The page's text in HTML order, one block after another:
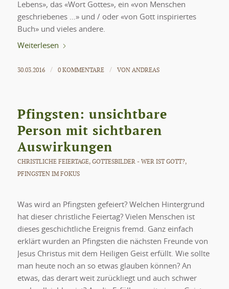
Lebens», das «Wort Gottes», ein «von Menschen
geschriebenes …» und / oder «von Gott inspiriertes
Buch» und vieles andere.
Weiterlesen
30.03.2016 / 0 KOMMENTARE / VONANDREAS
Pfingsten: unsichtbare
Person mit sichtbaren
Auswirkungen
CHRISTLICHE FEIERTAGE, GOTTESBILDER - WER IST GOTT?,
PFINGSTEN IM FOKUS
Was wird an Pfingsten gefeiert? Welchen Hintergrund
hat dieser christliche Feiertag? Vielen Menschen ist
dieses geschichtliche Ereignis fremd. Ganz einfach
erklärt wurden an Pfingsten die nächsten Freunde von
Jesus Christus mit dem Heiligen Geist erfüllt. Wie sollte
man heute noch an so etwas glauben können? An
etwas, das derart weit zurückliegt und auch schwer